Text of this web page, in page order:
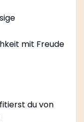
mit Freude
du von